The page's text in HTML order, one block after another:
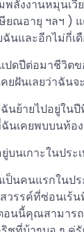
พลังงานหมุนเ
ยณอายุ ฯลฯ )
ฉันและอีกไม่กี่
ปดปีต่อมาชีวิต
ยฝันเลยว่าฉัน
ย้ายไปอยู่ในปี
นเคยพบบนท้อ
บนเกาะในประ
ป็นคนแรกในป
วรรค์ที่ซ่อนเร้
นนี้คุณสามารถ